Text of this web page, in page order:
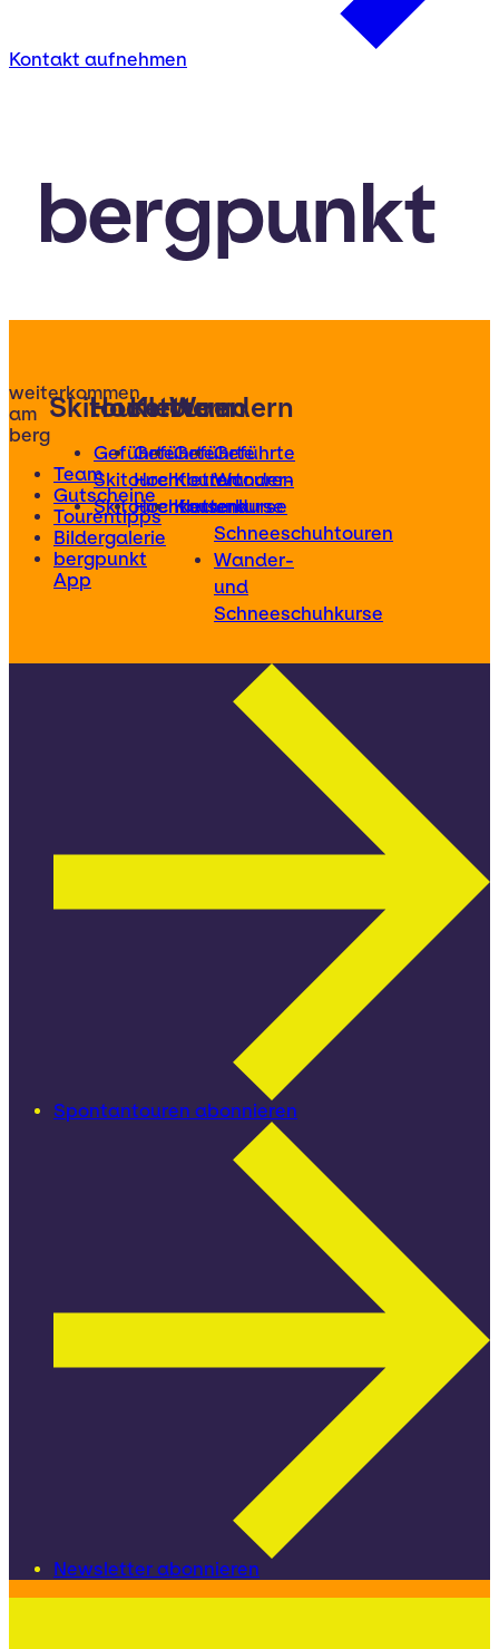
Kontakt aufnehmen
bergpunkt
weiterkommen
am
berg
Team
Gutscheine
Tourentipps
Bildergalerie
bergpunkt
App
Skitouren
Geführte
Skitouren
Skitourenkurse
Hochtouren
Geführte
Hochtouren
Hochtourenkurse
Klettern
Geführte
Klettertouren
Kletterkurse
Wandern
Geführte
Wander-
und
Schneeschuhtouren
Wander-
und
Schneeschuhkurse
Spontantouren abonnieren
Newsletter abonnieren